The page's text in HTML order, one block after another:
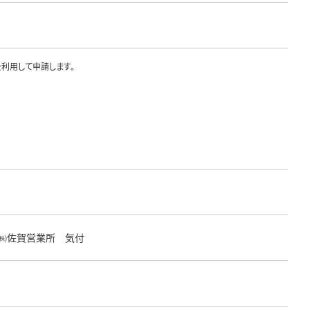
用して申請します。
佐賀営業所 気付